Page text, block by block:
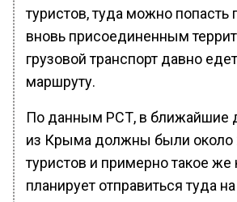
туристов, туда можно попасть
вновь присоединенным
грузовой транспорт давно
маршруту.
По данным РСТ, в ближайшие
из Крыма должны были около
туристов и примерно такое же
планирует отправиться туда